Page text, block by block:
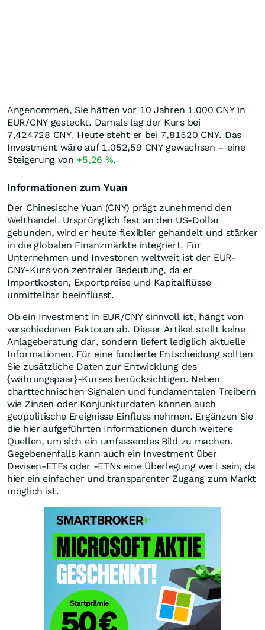
Angenommen, Sie hätten vor 10 Jahren 1.000 CNYin
EUR/CNY gesteckt. Damals lag der Kurs bei
7,424728 CNY. Heute steht er bei 7,81520 CNY. Das
Investment wäre auf 1.052,59 CNYgewachsen – eine
Steigerung von +5,26 %.
Informationen zum Yuan
Der Chinesische Yuan (CNY) prägt zunehmend den
Welthandel. Ursprünglich fest an den US-Dollar
gebunden, wird er heute flexibler gehandelt und stärker
in die globalen Finanzmärkte integriert. Für
Unternehmen und Investoren weltweit ist der EUR-
CNY-Kurs von zentraler Bedeutung, da er
Importkosten, Exportpreise und Kapitalflüsse
unmittelbar beeinflusst.
Ob ein Investment in EUR/CNY sinnvoll ist, hängt von
verschiedenen Faktoren ab. Dieser Artikel stellt keine
Anlageberatung dar, sondern liefert lediglich aktuelle
Informationen. Für eine fundierte Entscheidung sollten
Sie zusätzliche Daten zur Entwicklung des
{währungspaar}-Kurses berücksichtigen. Neben
charttechnischen Signalen und fundamentalen Treibern
wie Zinsen oder Konjunkturdaten können auch
geopolitische Ereignisse Einfluss nehmen. Ergänzen Sie
die hier aufgeführten Informationen durch weitere
Quellen, um sich ein umfassendes Bild zu machen.
Gegebenenfalls kann auch ein Investment über
Devisen-ETFs oder -ETNs eine Überlegung wert sein, da
hier ein einfacher und transparenter Zugang zum Markt
möglich ist.